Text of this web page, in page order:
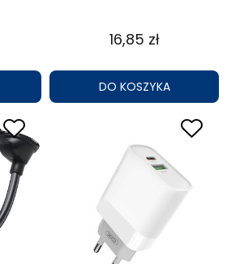
16,85 zł
DO KOSZYKA